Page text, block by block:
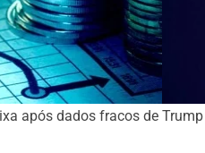
após dados fracos de